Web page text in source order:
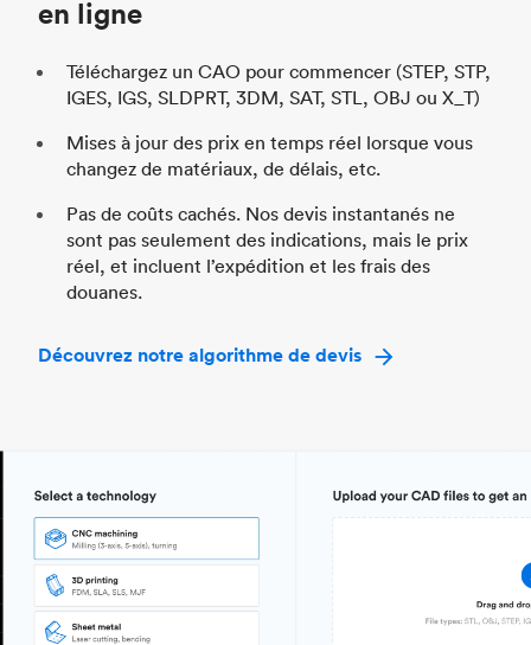
en ligne
Téléchargez un CAO pour commencer (STEP, STP,
IGES, IGS, SLDPRT, 3DM, SAT, STL, OBJ ou X_T)
Mises à jour des prix en temps réel lorsque vous
changez de matériaux, de délais, etc.
Pas de coûts cachés. Nos devis instantanés ne
sont pas seulement des indications, mais le prix
réel, et incluent l’expédition et les frais des
douanes.
Découvrez notre algorithme de devis